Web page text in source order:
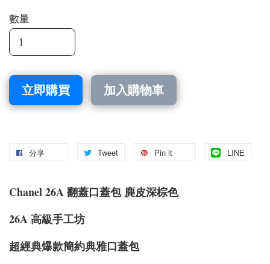
數量
立即購買 加入購物車
分享 Tweet Pin it LINE
Chanel 26A 翻蓋口蓋包 麂皮深棕色
26A 高級手工坊
超經典爆款簡約典雅口蓋包